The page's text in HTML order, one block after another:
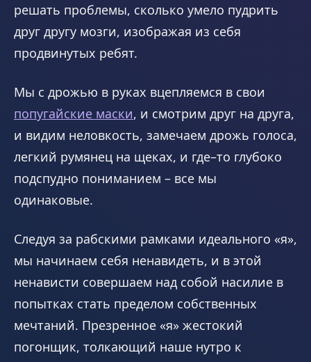
решать проблемы, сколько умело пудрить
друг другу мозги, изображая из себя
продвинутых ребят.
Мы с дрожью в руках вцепляемся в свои
попугайские маски, и смотрим друг на друга,
и видим неловкость, замечаем дрожь голоса,
легкий румянец на щеках, и где–то глубоко
подспудно пониманием – все мы
одинаковые.
Следуя за рабскими рамками идеального «я»,
мы начинаем себя ненавидеть, и в этой
ненависти совершаем над собой насилие в
попытках стать пределом собственных
мечтаний. Презренное «я» жестокий
погонщик, толкающий наше нутро к